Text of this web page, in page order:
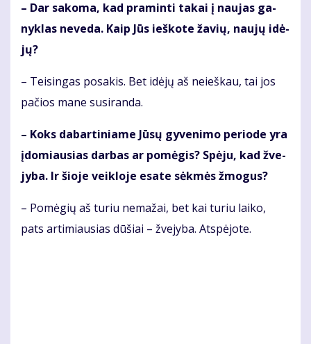
– Dar sa­ko­ma, kad pra­min­ti ta­kai į nau­jas ga­
nyk­las ne­ve­da. Kaip Jūs ieš­ko­te ža­vių, nau­jų idė­
jų?
– Tei­sin­gas po­sa­kis. Bet idė­jų aš nei­eš­kau, tai jos
pa­čios ma­ne su­si­ran­da.
– Koks da­bar­ti­nia­me Jū­sų gy­ve­ni­mo pe­ri­ode yra
įdo­miau­sias dar­bas ar po­mė­gis? Spė­ju, kad žve­
jy­ba. Ir šio­je veik­lo­je esa­te sėk­mės žmo­gus?
– Po­mė­gių aš tu­riu ne­ma­žai, bet kai tu­riu lai­ko,
pats ar­ti­miau­sias dū­šiai – žve­jy­ba. At­spė­jo­te.